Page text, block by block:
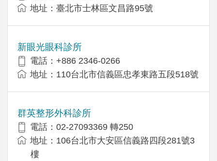
地址：臺北市士林區文昌路95號
新眼光眼科診所
電話：+886 2346-0266
地址：110台北市信義區忠孝東路五段518號
群英整形外科診所
電話：02-27093369 轉250
地址：106台北市大安區信義路四段281號3
樓